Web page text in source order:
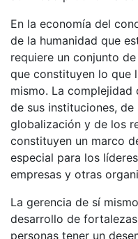
En la economía del
de la humanidad que
requiere un conjunto
que constituyen lo que
mismo. La complejidad
de sus instituciones, de
globalización y de los
constituyen un marco
especial para los
empresas y otras
La gerencia de sí
desarrollo de
personas tener un